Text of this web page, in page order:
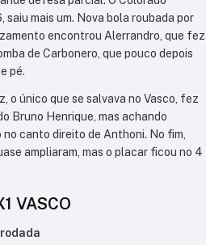
saiu mais um. Nova bola roubada por
encontrou Alerrandro, que fez
de Carbonero, que pouco depois
pé.
o único que se salvava no Vasco, fez
Bruno Henrique, mas achando
canto direito de Anthoni. No fim,
ampliaram, mas o placar ficou no 4
VASCO